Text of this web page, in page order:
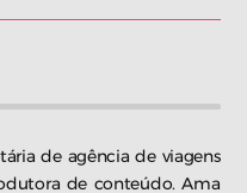
de agência de viagens
de conteúdo. Ama